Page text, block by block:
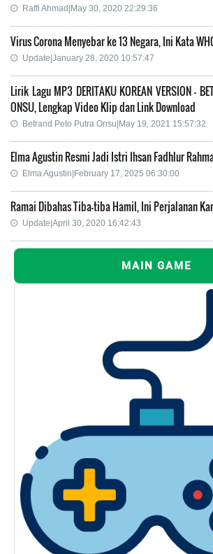
Raffi Ahmad|May 30, 2020 22:29:36
Virus Corona Menyebar ke 13 Negara, Ini Kata
Update|January 28, 2020 10:57:47
Lirik Lagu MP3 DERITAKU KOREAN VERSION -
ONSU, Lengkap Video Klip dan Link Download
Betrand Peto Putra Onsu|May 19, 2021 15:57:32
Elma Agustin Resmi Jadi Istri Ihsan Fadhlur
Elma Agustin|February 17, 2025 06:30:00
Ramai Dibahas Tiba-tiba Hamil, Ini Perjalanan
Update|April 30, 2020 16:42:43
MAIN GAME